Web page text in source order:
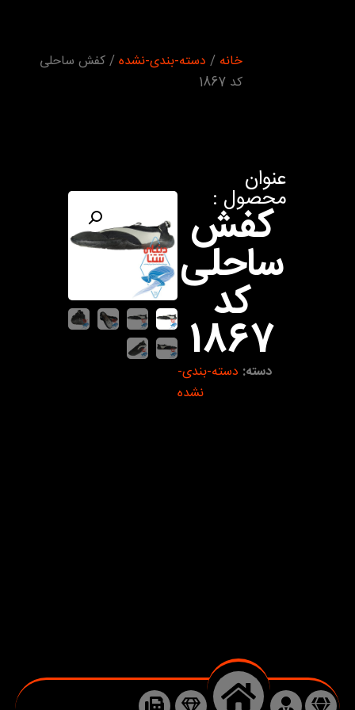
خانه / دسته-بندی-نشده/ کفش ساحلی
کد 1867
عنوان
محصول :
کفش
ساحلی
کد
1867
دسته: دسته-بندی-
نشده